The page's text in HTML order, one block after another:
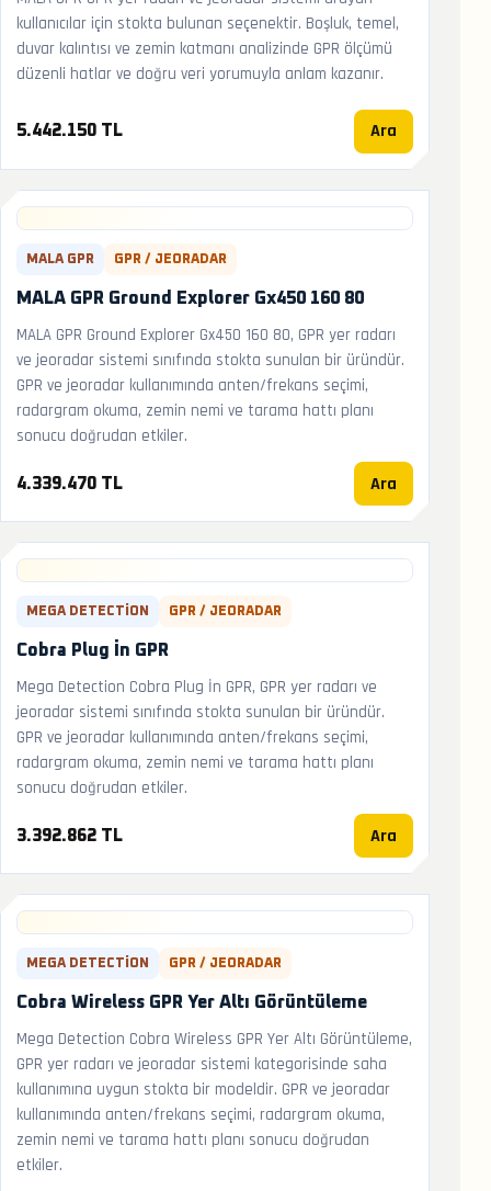
kullanıcılar için stokta bulunan seçenektir. Boşluk, temel,
duvar kalıntısı ve zemin katmanı analizinde GPR ölçümü
düzenli hatlar ve doğru veri yorumuyla anlam kazanır.
5.442.150 TL Ara
MALA GPR GPR / JEORADAR
MALA GPR Ground Explorer Gx450 160 80
MALA GPR Ground Explorer Gx450 160 80, GPR yer radarı
ve jeoradar sistemi sınıfında stokta sunulan bir üründür.
GPR ve jeoradar kullanımında anten/frekans seçimi,
radargram okuma, zemin nemi ve tarama hattı planı
sonucu doğrudan etkiler.
4.339.470 TL Ara
MEGA DETECTION GPR / JEORADAR
Cobra Plug İn GPR
Mega Detection Cobra Plug İn GPR, GPR yer radarı ve
jeoradar sistemi sınıfında stokta sunulan bir üründür.
GPR ve jeoradar kullanımında anten/frekans seçimi,
radargram okuma, zemin nemi ve tarama hattı planı
sonucu doğrudan etkiler.
3.392.862 TL Ara
MEGA DETECTION GPR / JEORADAR
Cobra Wireless GPR Yer Altı Görüntüleme
Mega Detection Cobra Wireless GPR Yer Altı Görüntüleme,
GPR yer radarı ve jeoradar sistemi kategorisinde saha
kullanımına uygun stokta bir modeldir. GPR ve jeoradar
kullanımında anten/frekans seçimi, radargram okuma,
zemin nemi ve tarama hattı planı sonucu doğrudan
etkiler.